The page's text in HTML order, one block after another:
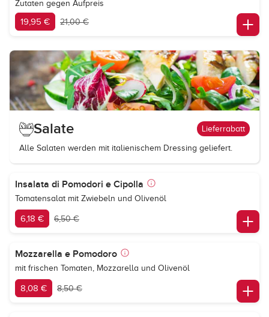
Zutaten gegen Aufpreis
19,95 € 21,00 €
Salate Lieferrabatt
Alle Salaten werden mit italienischem Dressing geliefert.
Insalata di Pomodori e Cipolla
Tomatensalat mit Zwiebeln und Olivenöl
6,18 € 6,50 €
Mozzarella e Pomodoro
mit frischen Tomaten, Mozzarella und Olivenöl
8,08 € 8,50 €